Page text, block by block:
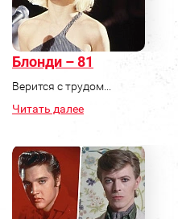
Блонди – 81
Верится с трудом...
Читать далее